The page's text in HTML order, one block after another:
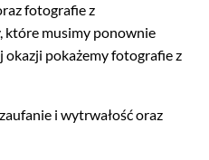
fotografie z
musimy ponownie
okazji pokażemy fotografie z
i wytrwałość oraz